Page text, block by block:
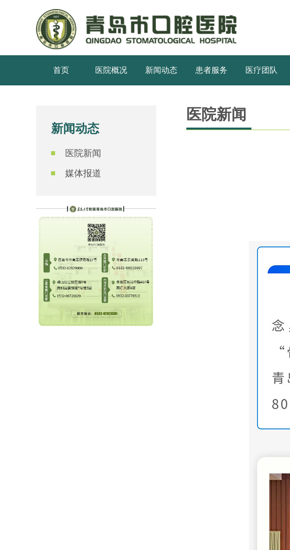
首页 医院概况 新闻动态 患者服务 医疗团队
新闻动态
医院新闻
媒体报道
医院新闻